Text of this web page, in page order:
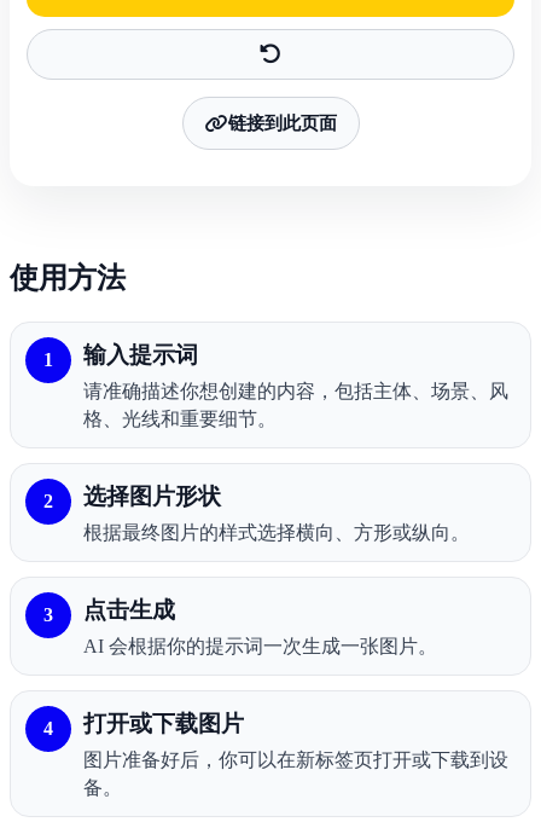
链接到此页面
使用方法
1 输入提示词
请准确描述你想创建的内容，包括主体、场景、风
格、光线和重要细节。
2 选择图片形状
根据最终图片的样式选择横向、方形或纵向。
3 点击生成
AI 会根据你的提示词一次生成一张图片。
4 打开或下载图片
图片准备好后，你可以在新标签页打开或下载到设
备。